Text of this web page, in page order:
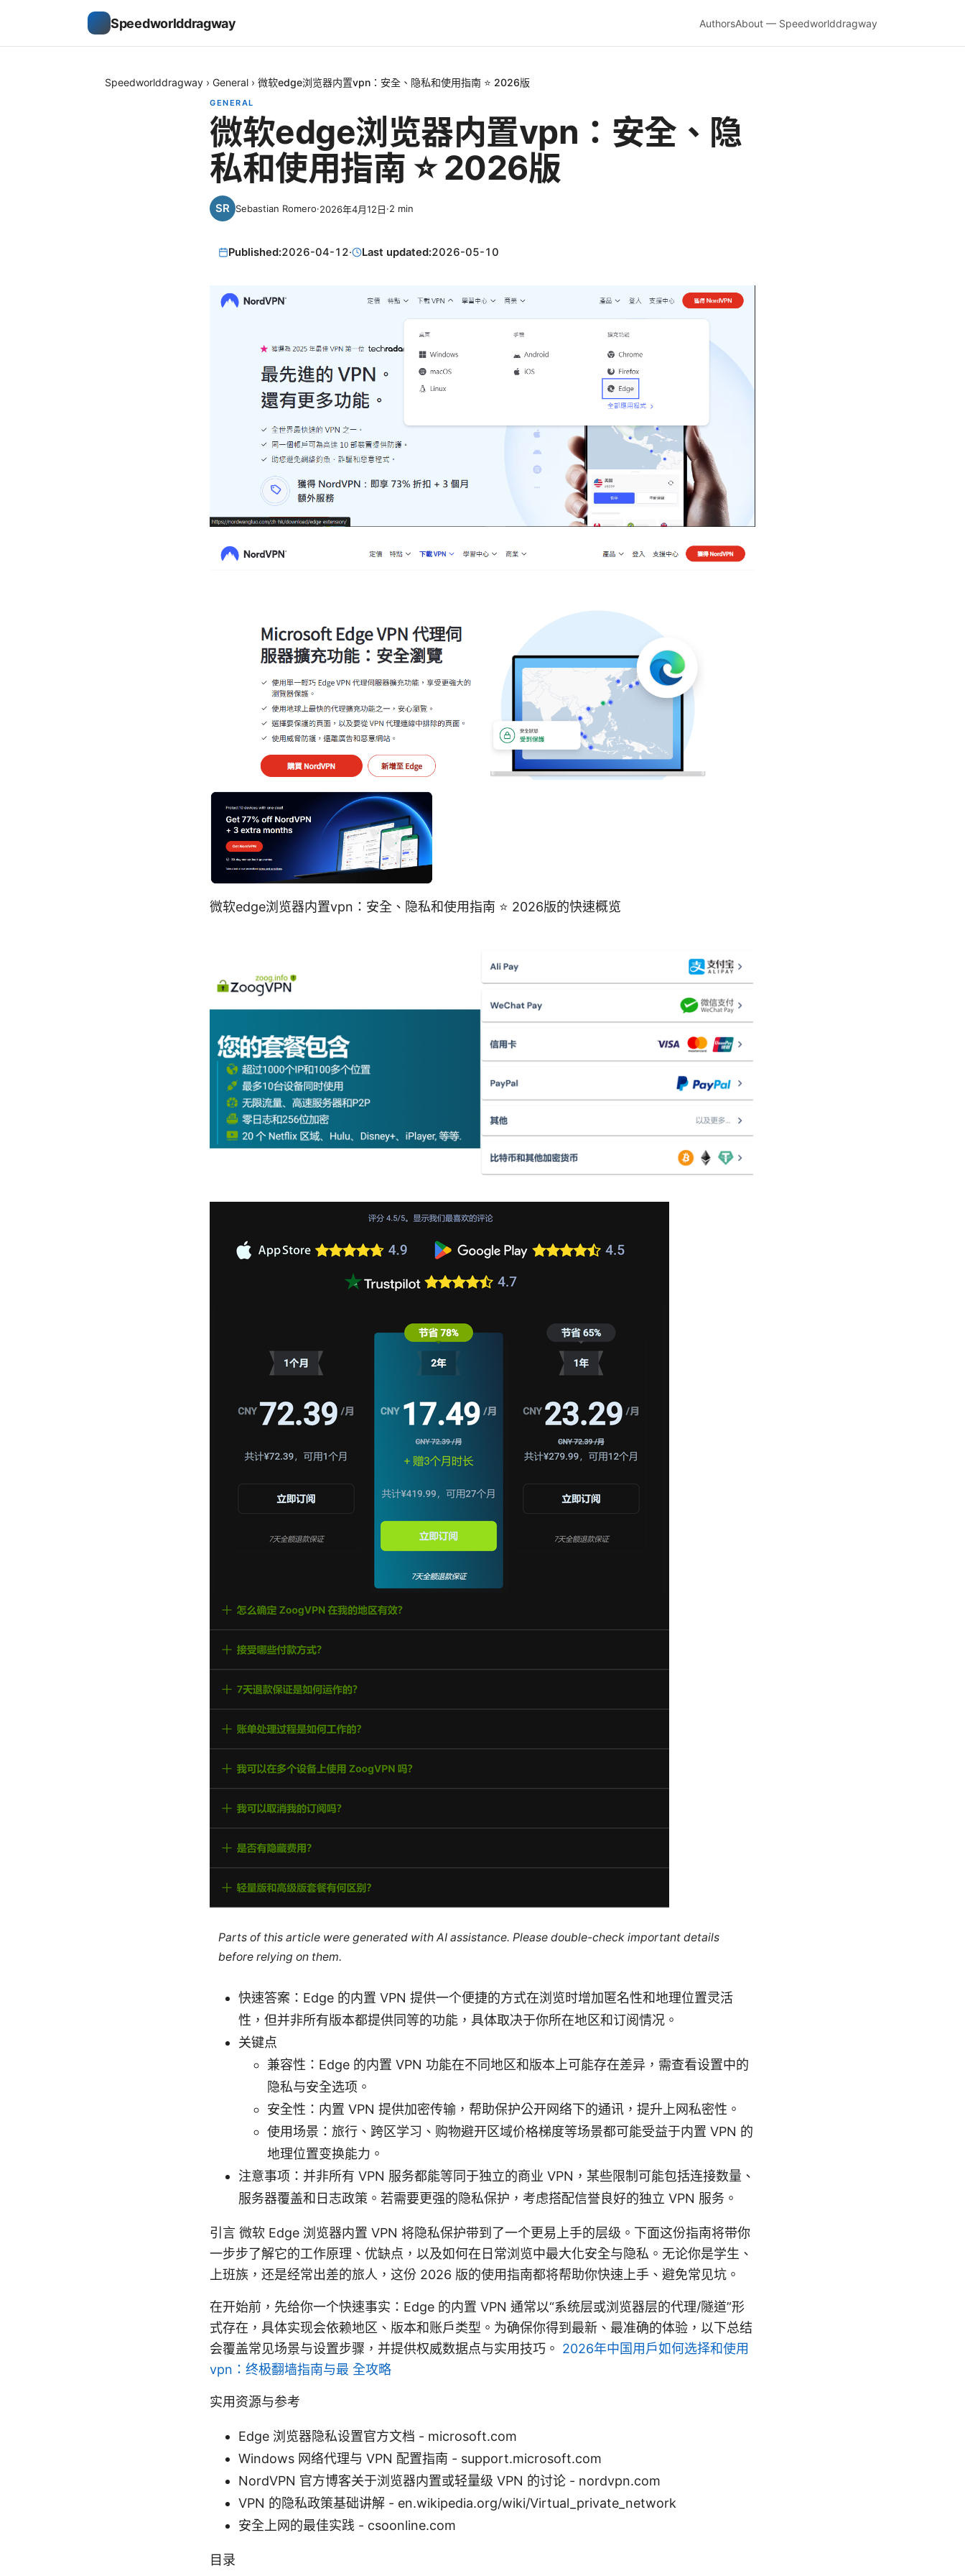
Speedworlddragway AuthorsAbout — Speedworlddragway
Speedworlddragway › General › 微软edge浏览器内置vpn：安全、隐私和使用指南 ⭐ 2026版
GENERAL
微软edge浏览器内置vpn：安全、隐
私和使用指南 ⭐ 2026版
Sebastian Romero·2026年4月12日·2 min
Published:2026-04-12· Last updated:2026-05-10
微软edge浏览器内置vpn：安全、隐私和使用指南 ⭐ 2026版的快速概览
Parts of this article were generated with AI assistance. Please double-check important details
before relying on them.
快速答案：Edge 的内置 VPN 提供一个便捷的方式在浏览时增加匿名性和地理位置灵活
性，但并非所有版本都提供同等的功能，具体取决于你所在地区和订阅情况。
关键点
兼容性：Edge 的内置 VPN 功能在不同地区和版本上可能存在差异，需查看设置中的
隐私与安全选项。
安全性：内置 VPN 提供加密传输，帮助保护公开网络下的通讯，提升上网私密性。
使用场景：旅行、跨区学习、购物避开区域价格梯度等场景都可能受益于内置 VPN 的
地理位置变换能力。
注意事项：并非所有 VPN 服务都能等同于独立的商业 VPN，某些限制可能包括连接数量、
服务器覆盖和日志政策。若需要更强的隐私保护，考虑搭配信誉良好的独立 VPN 服务。
引言 微软 Edge 浏览器内置 VPN 将隐私保护带到了一个更易上手的层级。下面这份指南将带你
一步步了解它的工作原理、优缺点，以及如何在日常浏览中最大化安全与隐私。无论你是学生、
上班族，还是经常出差的旅人，这份 2026 版的使用指南都将帮助你快速上手、避免常见坑。
在开始前，先给你一个快速事实：Edge 的内置 VPN 通常以“系统层或浏览器层的代理/隧道”形
式存在，具体实现会依赖地区、版本和账户类型。为确保你得到最新、最准确的体验，以下总结
会覆盖常见场景与设置步骤，并提供权威数据点与实用技巧。 2026年中国用户如何选择和使用
vpn：终极翻墙指南与最 全攻略
实用资源与参考
Edge 浏览器隐私设置官方文档 - microsoft.com
Windows 网络代理与 VPN 配置指南 - support.microsoft.com
NordVPN 官方博客关于浏览器内置或轻量级 VPN 的讨论 - nordvpn.com
VPN 的隐私政策基础讲解 - en.wikipedia.org/wiki/Virtual_private_network
安全上网的最佳实践 - csoonline.com
目录